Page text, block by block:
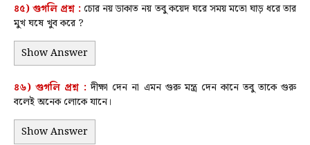
৪৫) গুগলি প্রশ্ন : চোর নয় ডাকাত নয় তবু কয়েদ ঘরে সময় মতো ঘাড় ধরে তার
মুখ ঘষে খুব করে ?
Show Answer
৪৬) গুগলি প্রশ্ন : দীক্ষা দেন না এমন গুরু মন্ত্র দেন কানে তবু তাকে গুরু
বলেই অনেক লোকে যানে।
Show Answer